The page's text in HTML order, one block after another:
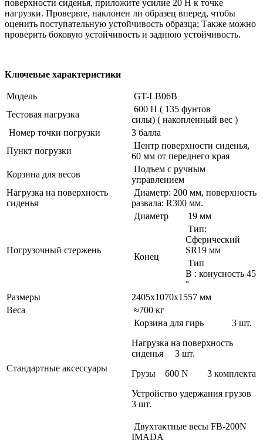
поверхности сиденья, приложите усилие 20 Н к точке
нагрузки. Проверьте, наклонен ли образец вперед, чтобы
оценить поступательную устойчивость образца; Также можно
проверить боковую устойчивость и заднюю устойчивость.
Ключевые характеристики
Модель
GT-LB06B
Тестовая нагрузка
600 Н ( 135 фунтов
силы) ( накопленный вес )
Номер точки погрузки
3 балла
Пункт погрузки
Центр поверхности сиденья,
60 мм от переднего края
Корзина для весов
Подъем с ручным
управлением
Нагрузка на поверхность
сиденья
Диаметр: 200 мм, поверхность
развала: R300 мм.
Погрузочный стержень
Диаметр 19 мм
Конец
Тип:
Сферический
SR19 мм
Тип
B : конусность 45
°
Размеры
2405x1070x1557 мм
Веса
≈700 кг
Стандартные аксессуары
Корзина для гирь 3 шт.
Нагрузка на поверхность
сиденья 3 шт.
Грузы 600 N 3 комплекта
Устройство удержания грузов
3 шт.
Двухтактные весы FB-200N
IMADA